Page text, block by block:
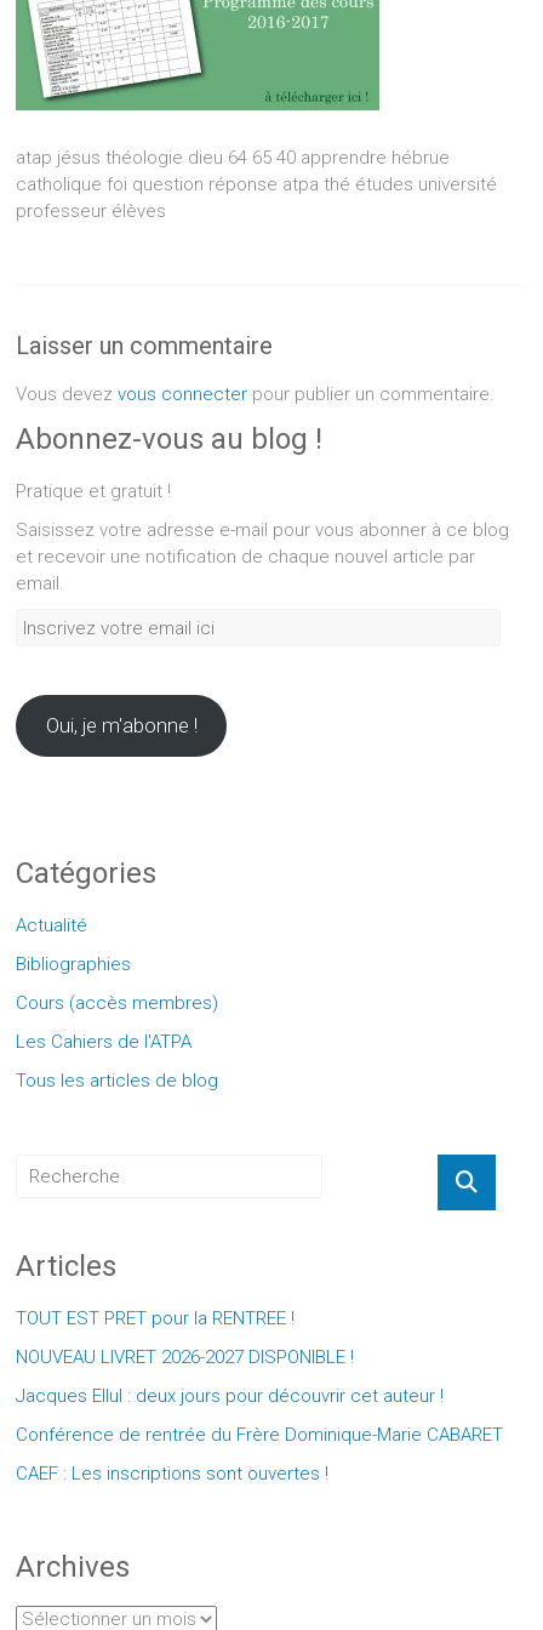
atap jésus théologie dieu 64 65 40 apprendre hébrue
catholique foi question réponse atpa thé études université
professeur élèves
Laisser un commentaire
Vous devezvous connecter pour publier un commentaire.
Abonnez-vous au blog !
Pratique et gratuit !
Saisissez votre adresse e-mail pour vous abonner à ce blog
et recevoir une notification de chaque nouvel article par
email.
Inscrivez
ici
Oui, je m'abonne !
Catégories
Actualité
Bibliographies
Cours (accès membres)
Les Cahiers de l'ATPA
Tous les articles de blog
Articles
TOUT EST PRET pour la RENTREE !
NOUVEAU LIVRET 2026-2027 DISPONIBLE !
Jacques Ellul : deux jours pour découvrir cet auteur !
Conférence de rentrée du Frère Dominique-Marie CABARET
CAEF : Les inscriptions sont ouvertes !
Archives
Archives